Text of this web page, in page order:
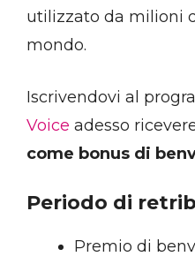
utilizzato da milioni
mondo.
Iscrivendovi al
Voice adesso
come bonus di
Periodo di
Premio di